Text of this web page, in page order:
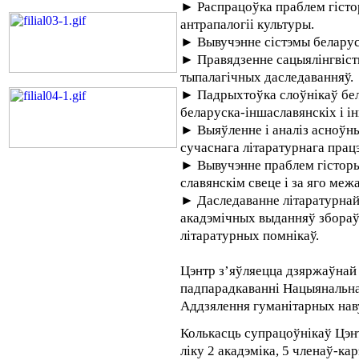
► Распрацоўка праблем
антрапалогіі культуры.
► Вывучэнне сістэмы
► Правядзенне
тыпалагічных даследаванняў.
► Падрыхтоўка слоўнікаў
беларуска-іншаславянскіх і
► Выяўленне і аналіз
сучаснага літаратурнага
► Вывучэнне праблем
славянскім свеце і за яго
► Даследаванне
акадэмічных выданняў
літаратурных помнікаў.
Цэнтр з’яўляецца
падпарадкаванні
Аддзялення гуманітарных
Колькасць супрацоўнікаў
ліку 2 акадэміка, 5 членаў-